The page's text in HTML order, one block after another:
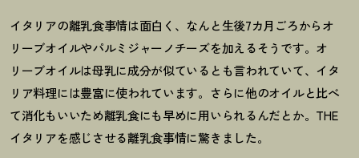
イタリアの離乳食事情は面白く、なんと生後7カ月ごろからオ
リーブオイルやパルミジャーノチーズを加えるそうです。オ
リーブオイルは母乳に成分が似ているとも言われていて、イタ
リア料理には豊富に使われています。さらに他のオイルと比べ
て消化もいいため離乳食にも早めに用いられるんだとか。THE
イタリアを感じさせる離乳食事情に驚きました。